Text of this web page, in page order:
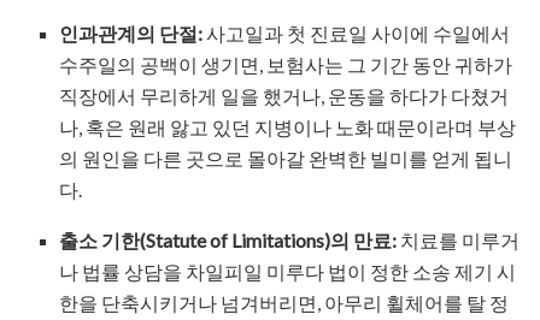
인과관계의 단절:사고일과 첫 진료일 사이에 수일에서
수주일의 공백이 생기면, 보험사는 그 기간 동안 귀하가
직장에서 무리하게 일을 했거나, 운동을 하다가 다쳤거
나, 혹은 원래 앓고 있던 지병이나 노화 때문이라며 부상
의 원인을 다른 곳으로 몰아갈 완벽한 빌미를 얻게 됩니
다.
출소 기한(Statute of Limitations)의 만료: 치료를 미루거
나 법률 상담을 차일피일 미루다 법이 정한 소송 제기 시
한을 단축시키거나 넘겨버리면, 아무리 휠체어를 탈 정